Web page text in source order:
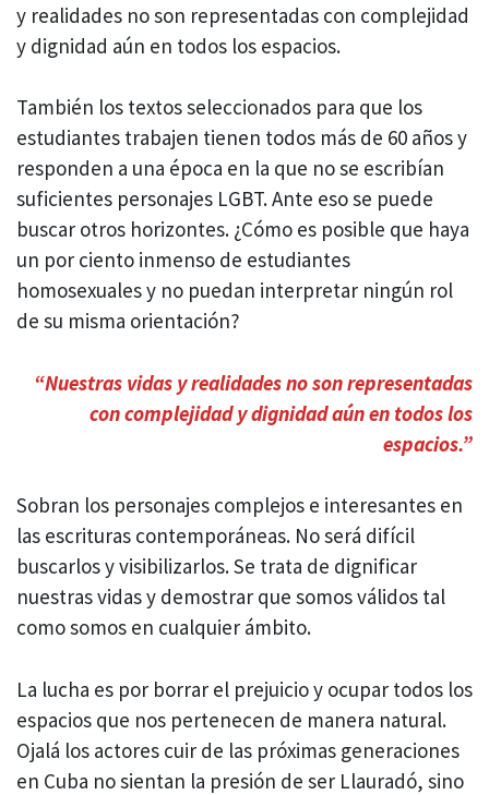
y realidades no son representadas con complejidad
y dignidad aún en todos los espacios.
También los textos seleccionados para que los
estudiantes trabajen tienen todos más de 60 años y
responden a una época en la que no se escribían
suficientes personajes LGBT. Ante eso se puede
buscar otros horizontes. ¿Cómo es posible que haya
un por ciento inmenso de estudiantes
homosexuales y no puedan interpretar ningún rol
de su misma orientación?
“Nuestras vidas y realidades no son representadas
con complejidad y dignidad aún en todos los
espacios.”
Sobran los personajes complejos e interesantes en
las escrituras contemporáneas. No será difícil
buscarlos y visibilizarlos. Se trata de dignificar
nuestras vidas y demostrar que somos válidos tal
como somos en cualquier ámbito.
La lucha es por borrar el prejuicio y ocupar todos los
espacios que nos pertenecen de manera natural.
Ojalá los actores cuir de las próximas generaciones
en Cuba no sientan la presión de ser Llauradó, sino